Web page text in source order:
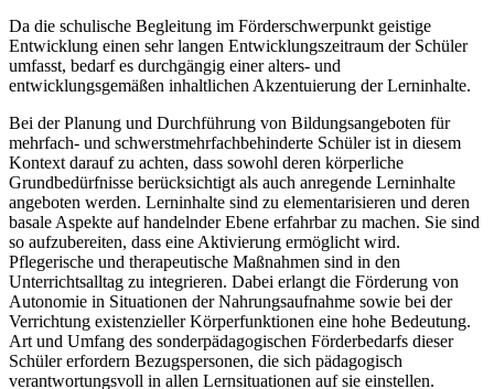
Da die schulische Begleitung im Förderschwerpunkt geistige
Entwicklung einen sehr langen Entwicklungszeitraum der Schüler
umfasst, bedarf es durchgängig einer alters- und
entwicklungsgemäßen inhaltlichen Akzentuierung der Lerninhalte.
Bei der Planung und Durchführung von Bildungsangeboten für
mehrfach- und schwerstmehrfachbehinderte Schüler ist in diesem
Kontext darauf zu achten, dass sowohl deren körperliche
Grundbedürfnisse berücksichtigt als auch anregende Lerninhalte
angeboten werden. Lerninhalte sind zu elementarisieren und deren
basale Aspekte auf handelnder Ebene erfahrbar zu machen. Sie sind
so aufzubereiten, dass eine Aktivierung ermöglicht wird.
Pflegerische und therapeutische Maßnahmen sind in den
Unterrichtsalltag zu integrieren. Dabei erlangt die Förderung von
Autonomie in Situationen der Nahrungsaufnahme sowie bei der
Verrichtung existenzieller Körperfunktionen eine hohe Bedeutung.
Art und Umfang des sonderpädagogischen Förderbedarfs dieser
Schüler erfordern Bezugspersonen, die sich pädagogisch
verantwortungsvoll in allen Lernsituationen auf sie einstellen.